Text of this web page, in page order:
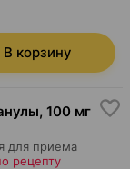
В корзину
, 100 мг
для приема
рецепту